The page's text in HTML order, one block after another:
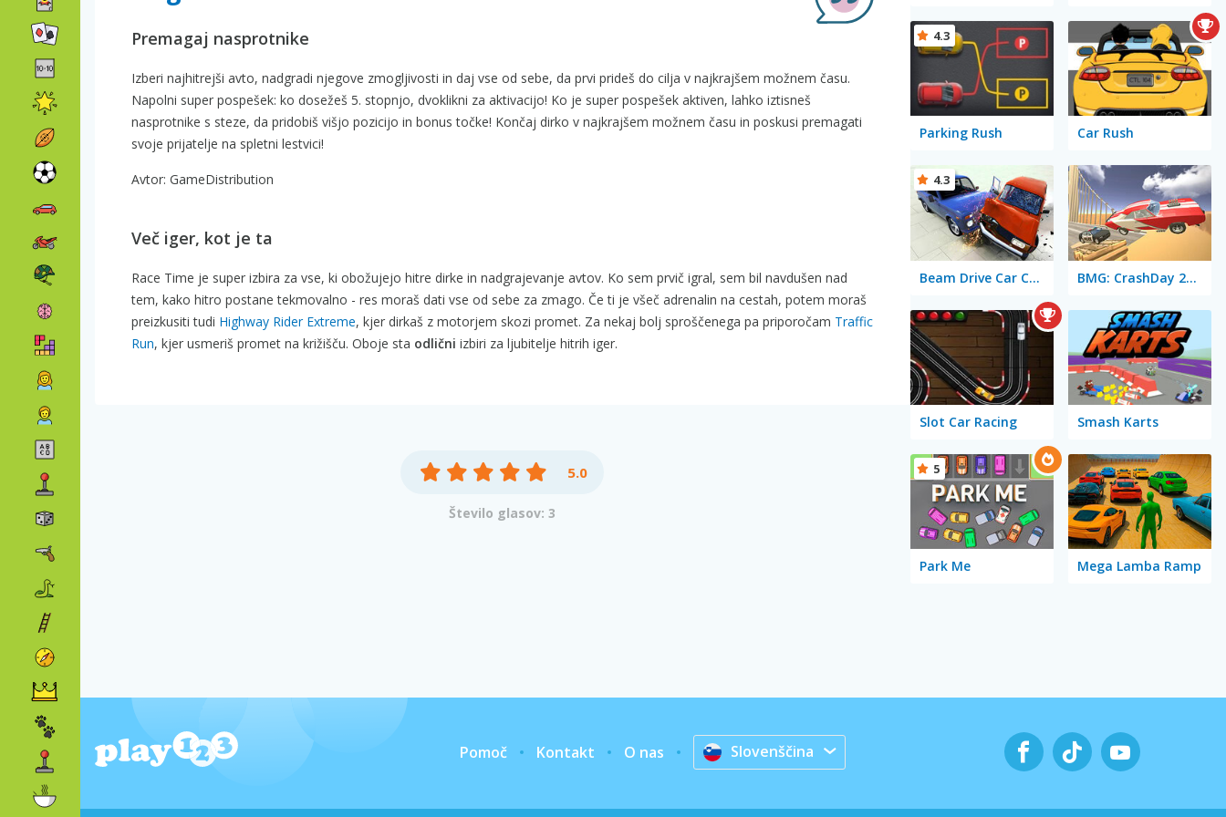
Premagaj nasprotnike
Izberi najhitrejši avto, nadgradi njegove zmogljivosti in daj vse od sebe, da prvi prideš do cilja v najkrajšem možnem času.
Napolni super pospešek: ko dosežeš 5. stopnjo, dvoklikni za aktivacijo! Ko je super pospešek aktiven, lahko iztisneš
nasprotnike s steze, da pridobiš višjo pozicijo in bonus točke! Končaj dirko v najkrajšem možnem času in poskusi premagati
svoje prijatelje na spletni lestvici!
Avtor: GameDistribution
Več iger, kot je ta
Race Time je super izbira za vse, ki obožujejo hitre dirke in nadgrajevanje avtov. Ko sem prvič igral, sem bil navdušen nad
tem, kako hitro postane tekmovalno - res moraš dati vse od sebe za zmago. Če ti je všeč adrenalin na cestah, potem moraš
preizkusiti tudi Highway Rider Extreme, kjer dirkaš z motorjem skozi promet. Za nekaj bolj sproščenega pa priporočam Traffic
Run, kjer usmeriš promet na križišču. Oboje sta odlični izbiri za ljubitelje hitrih iger.
5.0
Število glasov: 3
Parking Rush
4.3
Car Rush
Beam Drive Car Crash Test Simulator
4.3
BMG: CrashDay 2025
Slot Car Racing Smash Karts
Park Me
5
Mega Lamba Ramp
Pomoč Kontakt O nas Slovenščina